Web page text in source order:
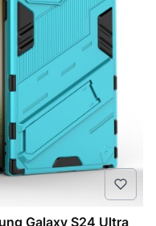
Galaxy S24 Ultra